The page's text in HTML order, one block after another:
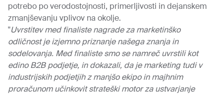
potrebo po verodostojnosti, primerljivosti in dejanskem
zmanjševanju vplivov na okolje.
"Uvrstitev med finaliste nagrade za marketinško
odličnost je izjemno priznanje našega znanja in
sodelovanja. Med finaliste smo se namreč uvrstili kot
edino B2B podjetje, in dokazali, da je marketing tudi v
industrijskih podjetjih z manjšo ekipo in majhnim
proračunom učinkovit strateški motor za ustvarjanje